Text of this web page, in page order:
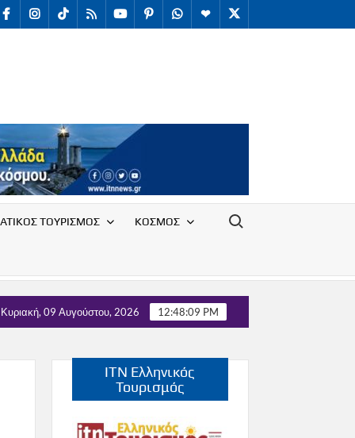
facebookInstagram
TikTokRSS youtubePinterestWhatsApp
Telegram
X
ΤΟΥΡΙΣΜΟΣ ΚΟΣΜΟΣ
Search for:
Υπαλλήλων Ε.Ο.Τ. με τον Τομέα Τουρισμού του
Κυριακή, 09 Αυγούστου, 2026 12:48:09 PM
ITN Ελληνικός
Τουρισμός